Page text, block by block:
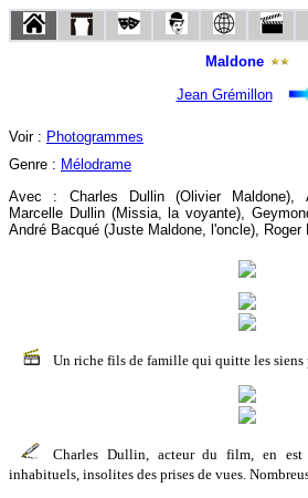
Maldone
Jean Grémillon
Voir : Photogrammes
Genre : Mélodrame
Avec : Charles Dullin (Olivier Maldone),
Marcelle Dullin (Missia, la voyante),
André Bacqué (Juste Maldone, l'oncle), Roger
Un riche fils de famille qui quitte les siens
Charles Dullin, acteur du film, en est
inhabituels, insolites des prises de vues.